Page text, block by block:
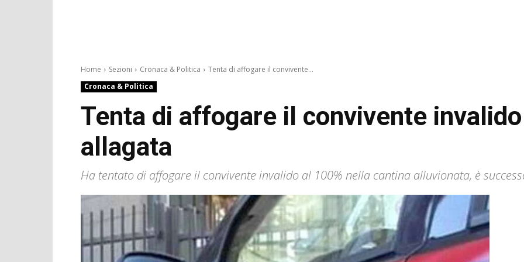
Home Sezioni Cronaca & Politica
Tenta di affogare il convivente...
Cronaca & Politica
Tenta di affogare il convivente
allagata
Ha tentato di affogare il convivente invalido al 100% nella cantina alluvionata, è